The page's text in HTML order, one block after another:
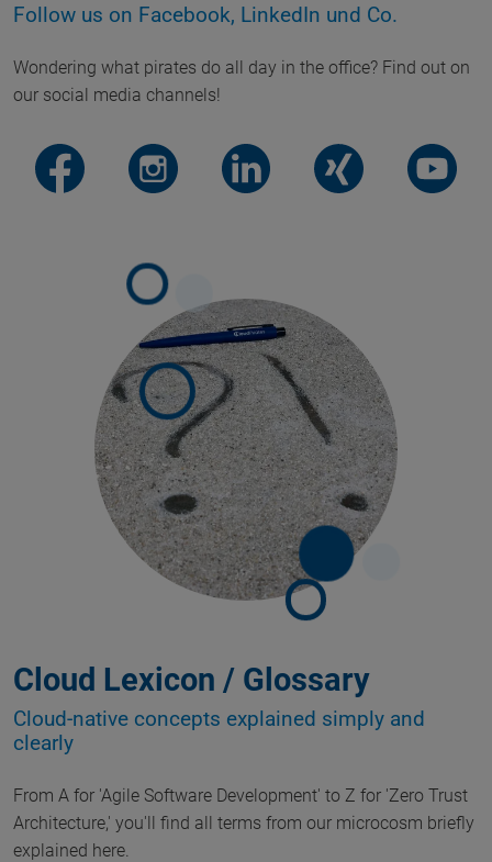
Follow us on Facebook, LinkedIn und Co.
Wondering what pirates do all day in the office? Find out on
our social media channels!
Cloud Lexicon / Glossary
Cloud-native concepts explained simply and
clearly
From A for 'Agile Software Development' to Z for 'Zero Trust
Architecture,' you'll find all terms from our microcosm briefly
explained here.